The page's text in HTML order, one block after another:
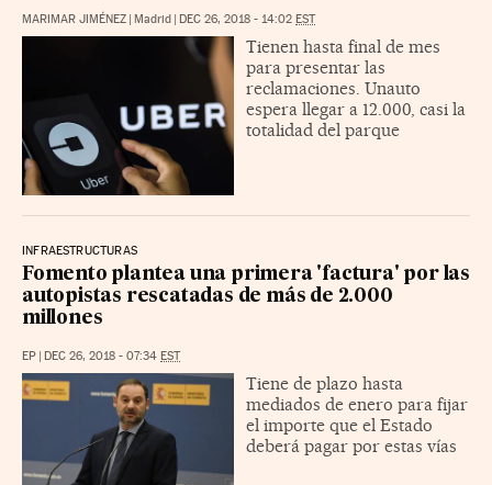
MARIMAR JIMÉNEZ | Madrid | DEC 26, 2018 - 14:02 EST
Tienen hasta final de mes
para presentar las
reclamaciones. Unauto
espera llegar a 12.000, casi la
totalidad del parque
INFRAESTRUCTURAS
Fomento plantea una primera 'factura' por las
autopistas rescatadas de más de 2.000
millones
EP | DEC 26, 2018 - 07:34 EST
Tiene de plazo hasta
mediados de enero para fijar
el importe que el Estado
deberá pagar por estas vías